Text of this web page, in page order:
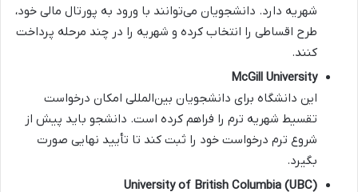
شهریه دارد. دانشجویان می‌توانند با ورود به پورتال مالی خود،
طرح اقساطی را انتخاب کرده و شهریه را در چند مرحله پرداخت
کنند.
McGill University
این دانشگاه برای دانشجویان بین‌المللی امکان درخواست
تقسیط شهریه ترم را فراهم کرده است. دانشجو باید پیش از
شروع ترم درخواست خود را ثبت کند تا تأیید نهایی صورت
بگیرد.
University of British Columbia (UBC)